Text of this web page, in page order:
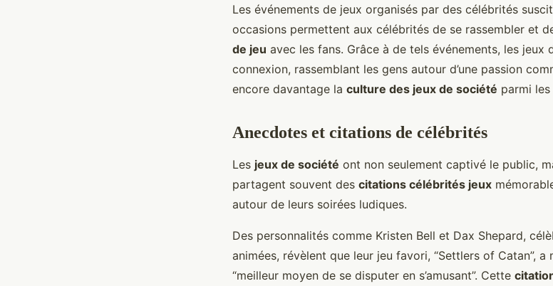
Les événements de jeux organisés par des célébrités
occasions permettent aux célébrités de se rassembler et
de jeu avec les fans. Grâce à de tels événements, les jeux
connexion, rassemblant les gens autour d’une passion
encore davantage la culture des jeux de société parmi
Anecdotes et citations de célébrités
Les jeux de société ont non seulement captivé le public,
partagent souvent des citations célébrités jeux
autour de leurs soirées ludiques.
Des personnalités comme Kristen Bell et Dax Shepard,
animées, révèlent que leur jeu favori, “Settlers of Catan”,
“meilleur moyen de se disputer en s’amusant”. Cette